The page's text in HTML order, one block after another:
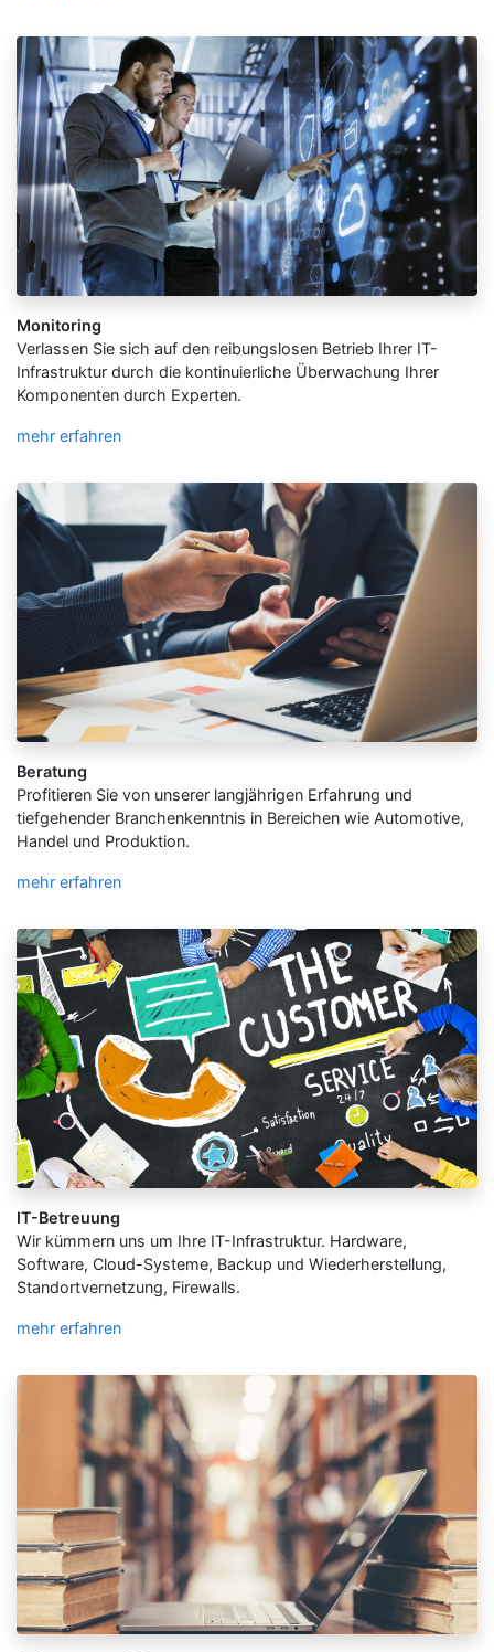
Monitoring
Verlassen Sie sich auf den reibungslosen Betrieb Ihrer IT-
Infrastruktur durch die kontinuierliche Überwachung Ihrer
Komponenten durch Experten.
mehr erfahren
Beratung
Profitieren Sie von unserer langjährigen Erfahrung und
tiefgehender Branchenkenntnis in Bereichen wie Automotive,
Handel und Produktion.
mehr erfahren
IT-Betreuung
Wir kümmern uns um Ihre IT-Infrastruktur. Hardware,
Software, Cloud-Systeme, Backup und Wiederherstellung,
Standortvernetzung, Firewalls.
mehr erfahren